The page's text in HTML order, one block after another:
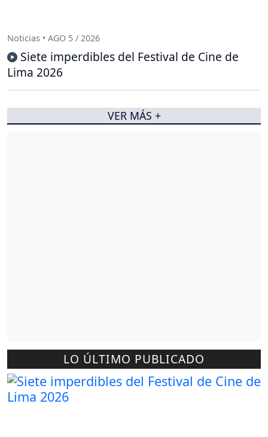
LO ÚLTIMO PUBLICADO
Noticias • AGO 5 / 2026
Siete imperdibles del Festival de Cine de
Lima 2026
VER MÁS +